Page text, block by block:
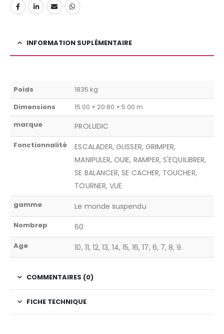
INFORMATION SUPLÉMENTAIRE
Poids
1835 kg
Dimensions
15.00 × 20.80 × 5.00 m
marque
PROLUDIC
Fonctionnalité
ESCALADER, GLISSER, GRIMPER,
MANIPULER, OUIE, RAMPER, S'EQUILIBRER,
SE BALANCER, SE CACHER, TOUCHER,
TOURNER, VUE
gamme Le monde suspendu
Nombrep 60
Age 10, 11, 12, 13, 14, 15, 16, 17, 6, 7, 8, 9
COMMENTAIRES (0)
FICHE TECHNIQUE